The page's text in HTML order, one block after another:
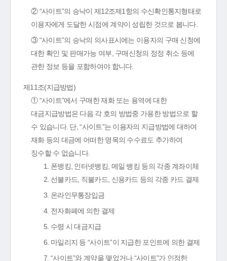
② “사이트”의 승낙이 제12조제1항의 수신확인통지형태로
이용자에게 도달한 시점에 계약이 성립한 것으로 봅니다.
③ “사이트”의 승낙의 의사표시에는 이용자의 구매 신청에
대한 확인 및 판매가능 여부, 구매신청의 정정 취소 등에
관한 정보 등을 포함하여야 합니다.
제11조(지급방법)
① “사이트”에서 구매한 재화 또는 용역에 대한
대금지급방법은 다음 각 호의 방법중 가용한 방법으로 할
수 있습니다. 단, “사이트”는 이용자의 지급방법에 대하여
재화 등의 대금에 어떠한 명목의 수수료도 추가하여
징수할 수 없습니다.
1. 폰뱅킹, 인터넷뱅킹, 메일 뱅킹 등의 각종 계좌이체
2. 선불카드, 직불카드, 신용카드 등의 각종 카드 결제
3. 온라인무통장입금
4. 전자화폐에 의한 결제
5. 수령 시 대금지급
6. 마일리지 등 “사이트”이 지급한 포인트에 의한 결제
7. “사이트”와 계약을 맺었거나 “사이트”가 인정한